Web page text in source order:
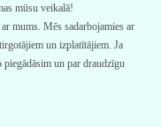
mūsu veikalā!
mums. Mēs sadarbojamies ar
un izplatītājiem. Ja
piegādāsim un par draudzīgu